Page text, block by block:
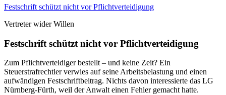
Festschrift schützt nicht vor Pflichtverteidigung
Vertreter wider Willen
Festschrift schützt nicht vor Pflichtverteidigung
Zum Pflichtverteidiger bestellt – und keine Zeit? Ein
Steuerstrafrechtler verwies auf seine Arbeitsbelastung und einen
aufwändigen Festschriftbeitrag. Nichts davon interessierte das LG
Nürnberg-Fürth, weil der Anwalt einen Fehler gemacht hatte.